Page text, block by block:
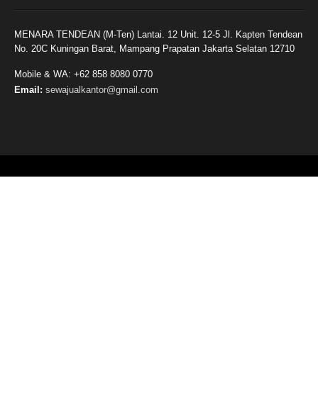
MENARA TENDEAN (M-Ten) Lantai. 12 Unit. 12-5 Jl. Kapten Tendean
No. 20C Kuningan Barat, Mampang Prapatan Jakarta Selatan 12710
Mobile & WA: +62 858 8080 0770
Email: sewajualkantor@gmail.com